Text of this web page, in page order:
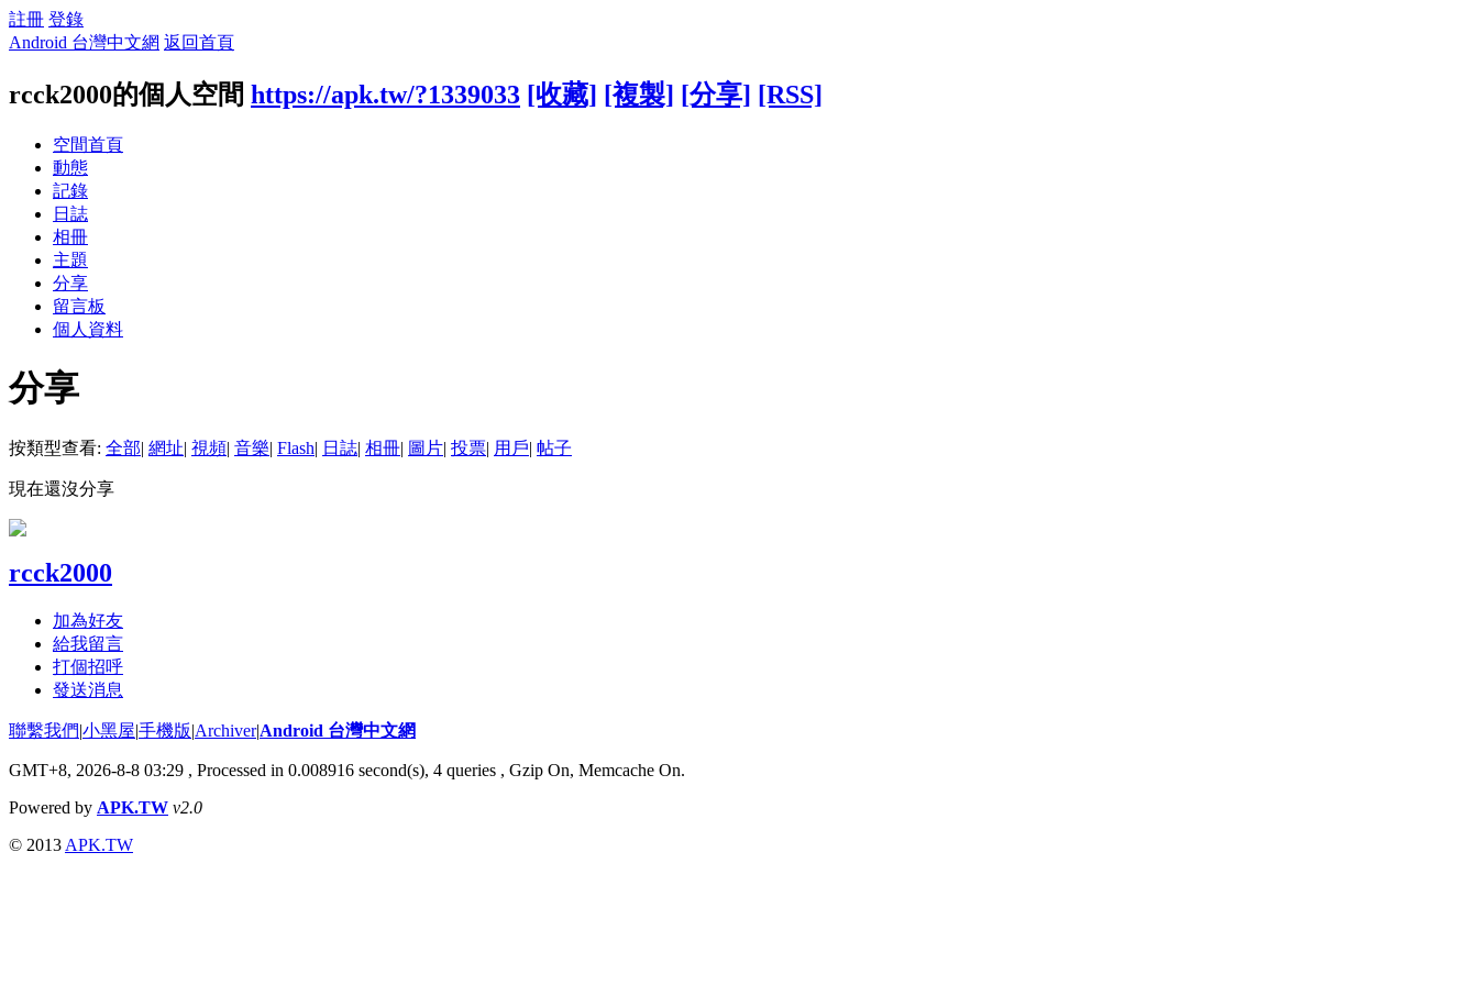
註冊 登錄
Android 台灣中文網 返回首頁
rcck2000的個人空間 https://apk.tw/?1339033 [收藏] [複製] [分享] [RSS]
空間首頁
動態
記錄
日誌
相冊
主題
分享
留言板
個人資料
分享
按類型查看: 全部| 網址| 視頻| 音樂| Flash| 日誌| 相冊| 圖片| 投票| 用戶| 帖子
現在還沒分享
rcck2000
加為好友
給我留言
打個招呼
發送消息
聯繫我們|小黑屋|手機版|Archiver|Android 台灣中文網
GMT+8, 2026-8-8 03:29 , Processed in 0.008916 second(s), 4 queries , Gzip On, Memcache On.
Powered by APK.TW v2.0
© 2013 APK.TW